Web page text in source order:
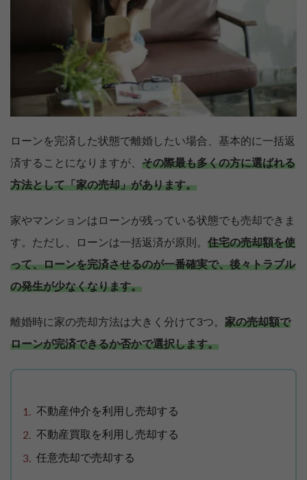
ローンを完済した状態で離婚したい場合、基本的に一括返
済することになりますが、 その際最も多くの方に選ばれる
方法として「家の売却」があります。
家やマンションはローンが残っている状態でも売却できま
す。ただし、ローンは一括返済が原則。 住宅の売却額を使
って、ローンを完済させるのが一番確実で、後々トラブル
の発生が少なくなります。
離婚時に家の売却方法は大きく分けて3つ。 家の売却額で
ローンが完済できるか否かで選択します。
不動産仲介を利用し売却する
不動産買取を利用し売却する
任意売却で売却する